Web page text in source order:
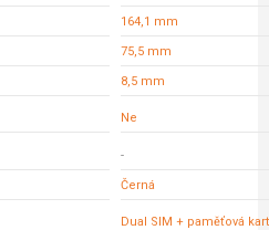
164,1 mm
75,5 mm
8,5 mm
Ne
-
Černá
Dual SIM + paměťová